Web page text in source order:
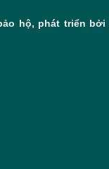
giúp ôm sát
áp lực hiệu
tư thế nằm
giảm nguy
phù hợp với
hộ, phát triển bởi